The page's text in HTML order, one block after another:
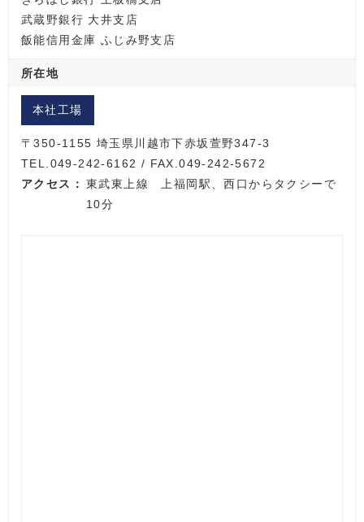
武蔵野銀行 大井支店
飯能信用金庫 ふじみ野支店
所在地
本社工場
〒350-1155 埼玉県川越市下赤坂萱野347-3
TEL.049-242-6162 / FAX.049-242-5672
アクセス： 東武東上線 上福岡駅、西口からタクシーで
10分